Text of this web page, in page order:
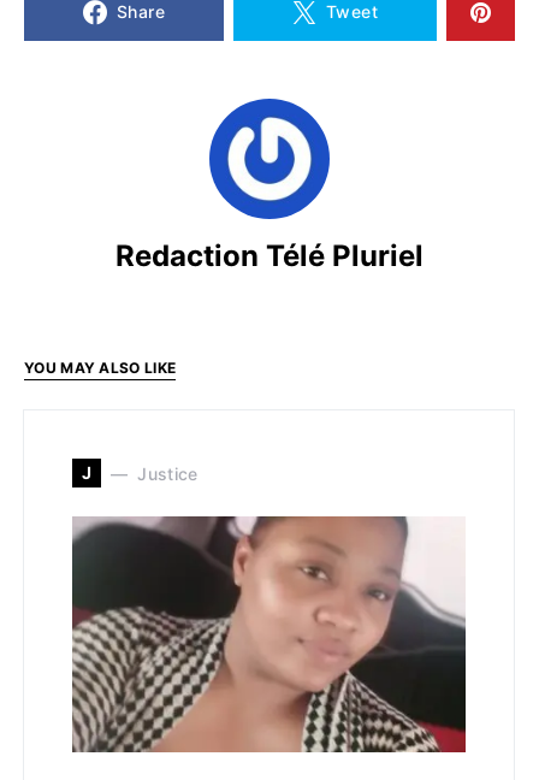
Share Tweet
Redaction Télé Pluriel
YOU MAY ALSO LIKE
J Justice